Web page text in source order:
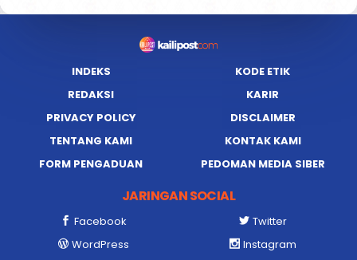
INDEKS
KODE ETIK
REDAKSI
KARIR
PRIVACY POLICY
DISCLAIMER
TENTANG KAMI
KONTAK KAMI
FORM PENGADUAN
PEDOMAN MEDIA SIBER
JARINGAN SOCIAL
Facebook
Twitter
WordPress
Instagram